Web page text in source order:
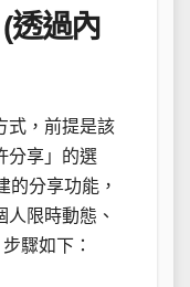
透過內
式，前提是該
分享」的選
的分享功能，
限時動態、
驟如下：